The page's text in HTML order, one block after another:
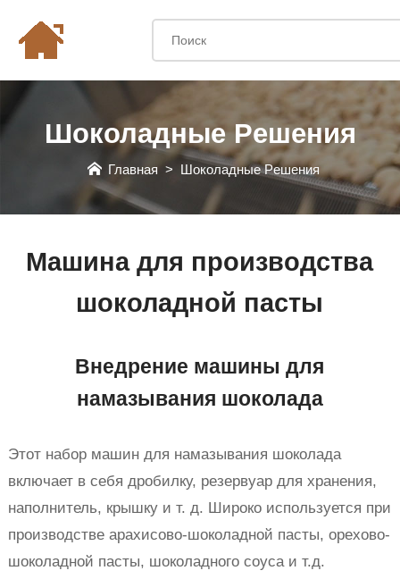
Шоколадные Pешения
Главная > Шоколадные Pешения
Машина для производства
шоколадной пасты
Внедрение машины для
намазывания шоколада
Этот набор машин для намазывания шоколада
включает в себя дробилку, резервуар для хранения,
наполнитель, крышку и т. д. Широко используется при
производстве арахисово-шоколадной пасты, орехово-
шоколадной пасты, шоколадного соуса и т.д.